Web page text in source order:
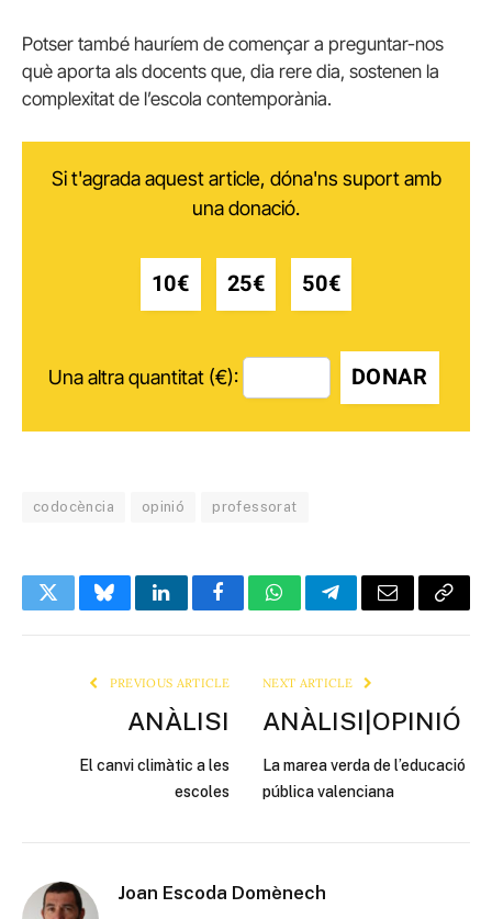
Potser també hauríem de començar a preguntar-nos
què aporta als docents que, dia rere dia, sostenen la
complexitat de l’escola contemporània.
Si t'agrada aquest article, dóna'ns suport amb
una donació.
10€ 25€ 50€
Una altra quantitat (€): DONAR
codocència opinió professorat
TwitterBlueskyLinkedInFacebookWhatsAppTelegramEmail Copy
PREVIOUS ARTICLE
ANÀLISI
El canvi climàtic a les
escoles
NEXT ARTICLE
ANÀLISI|OPINIÓ
La marea verda de l’educació
pública valenciana
Joan Escoda Domènech